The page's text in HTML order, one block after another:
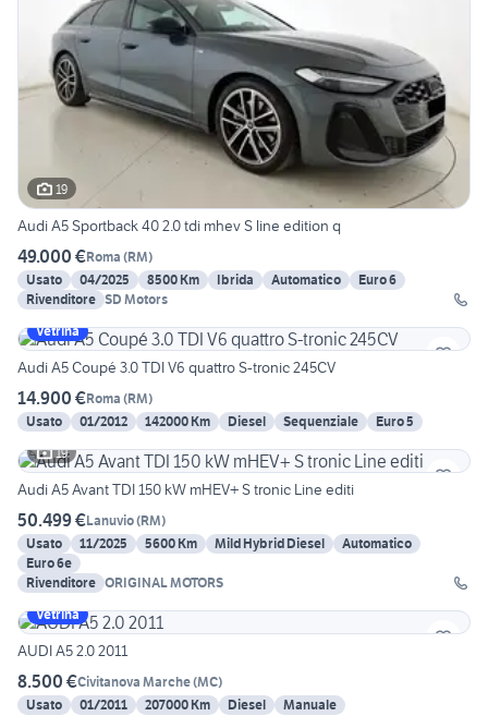
19
Audi A5 Sportback 40 2.0 tdi mhev S line edition q
49.000 €Roma (RM)
Usato
04/2025 8500 Km Ibrida Automatico
Euro 6
Rivenditore SD Motors
Vetrina
Audi A5 Coupé 3.0 TDI V6 quattro S-tronic 245CV
14.900 €Roma (RM)
Usato
01/2012 142000 Km Diesel Sequenziale
Euro 5
19
Audi A5 Avant TDI 150 kW mHEV+ S tronic Line editi
50.499 €Lanuvio(RM)
Usato
11/2025 5600 Km Mild Hybrid Diesel
Automatico
Euro 6e
Rivenditore ORIGINAL MOTORS
Vetrina
AUDI A5 2.0 2011
8.500 €Civitanova Marche(MC)
Usato
01/2011 207000 Km Diesel Manuale